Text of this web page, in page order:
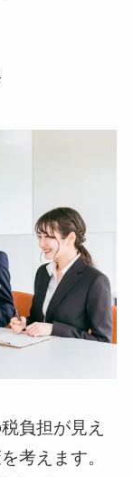
負担が見え
考えます。